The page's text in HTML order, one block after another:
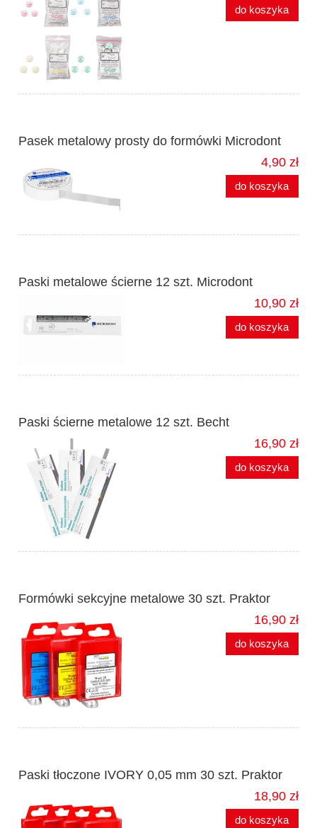
do koszyka
Pasek metalowy prosty do formówki Microdont
4,90 zł
do koszyka
Paski metalowe ścierne 12 szt. Microdont
10,90 zł
do koszyka
Paski ścierne metalowe 12 szt. Becht
16,90 zł
do koszyka
Formówki sekcyjne metalowe 30 szt. Praktor
16,90 zł
do koszyka
Paski tłoczone IVORY 0,05 mm 30 szt. Praktor
18,90 zł
do koszyka